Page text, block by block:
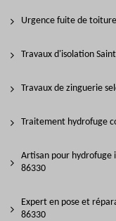
Urgence fuite de toiture
Travaux d'isolation
Travaux de zinguerie
Traitement hydrofuge
Artisan pour hydrofuge
86330
Expert en pose et
86330